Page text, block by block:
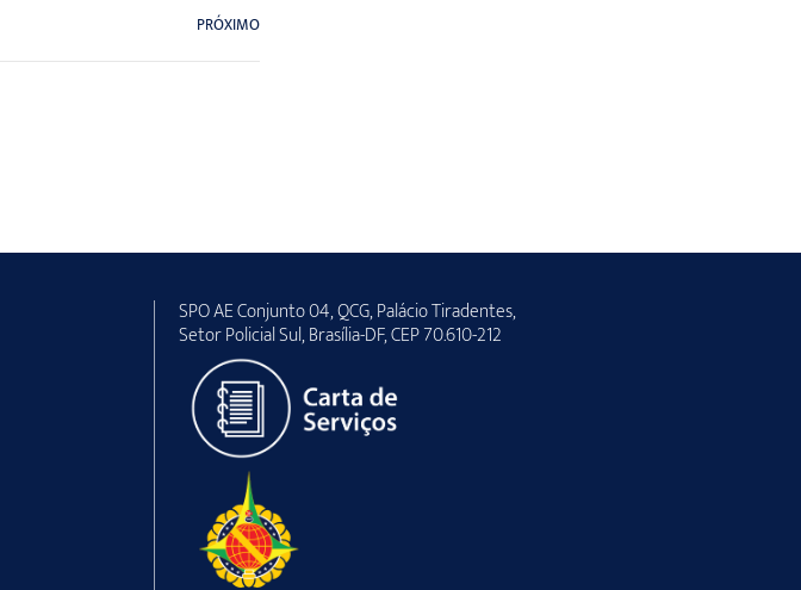
PRÓXIMO
SPO AE Conjunto 04, QCG, Palácio Tiradentes,
Setor Policial Sul, Brasília-DF, CEP 70.610-212